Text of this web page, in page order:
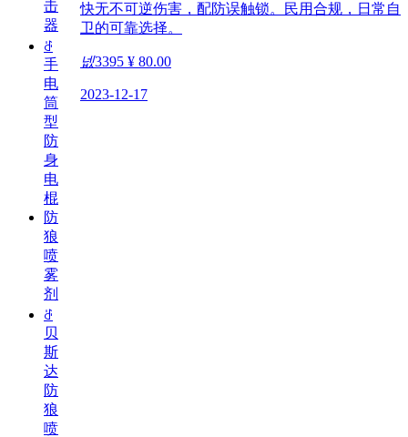
快无不可逆伤害，配防误触锁。民用合规，日常自
卫的可靠选择。
넶3395 ¥ 80.00
2023-12-17
击
器
ꁕ
手
电
筒
型
防
身
电
棍
防
狼
喷
雾
剂
ꁕ
贝
斯
达
防
狼
喷